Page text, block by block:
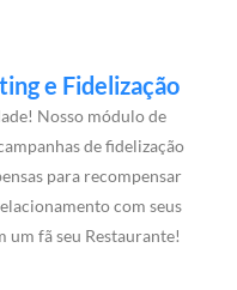
e Fidelização
Nosso módulo de
de fidelização
para recompensar
com seus
um fã seu Restaurante!